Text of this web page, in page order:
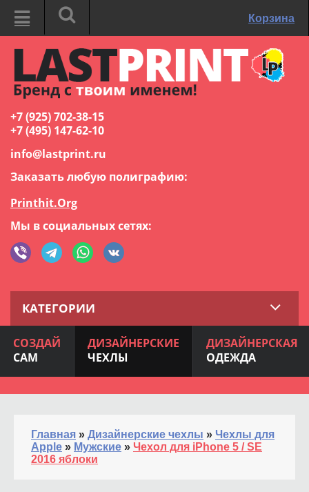
Корзина
+7 (925) 702-38-15
+7 (495) 147-62-10
info@lastprint.ru
Заказать любую полиграфию:
Printhit.Org
Мы в социальных сетях:
КАТЕГОРИИ
СОЗДАЙ
САМ
ДИЗАЙНЕРСКИЕ
ЧЕХЛЫ
ДИЗАЙНЕРСКАЯ
ОДЕЖДА
Главная » Дизайнерские чехлы » Чехлы для
Apple » Мужские » Чехол для iPhone 5 / SE
2016 яблоки